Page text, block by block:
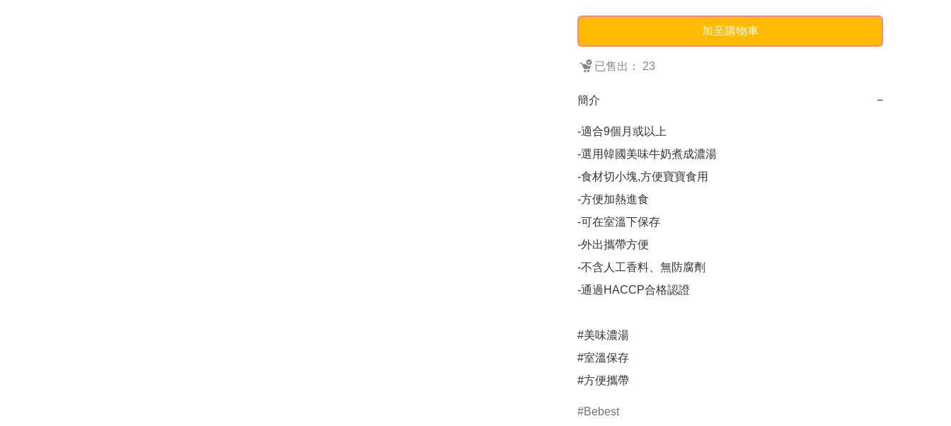
加至購物車
已售出： 23
簡介 −
-適合9個月或以上
-選用韓國美味牛奶煮成濃湯
-食材切小塊,方便寶寶食用
-方便加熱進食
-可在室溫下保存
-外出攜帶方便
-不含人工香料、無防腐劑
-通過HACCP合格認證
#美味濃湯
#室溫保存
#方便攜帶
Bebest